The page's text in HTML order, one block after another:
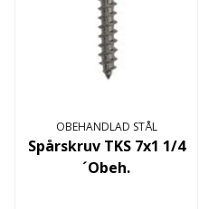
OBEHANDLAD STÅL
Spårskruv TKS 7x1 1/4
´Obeh.